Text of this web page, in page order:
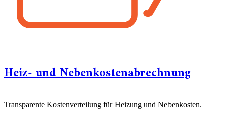
Heiz- und Nebenkostenabrechnung
Transparente Kostenverteilung für Heizung und Nebenkosten.